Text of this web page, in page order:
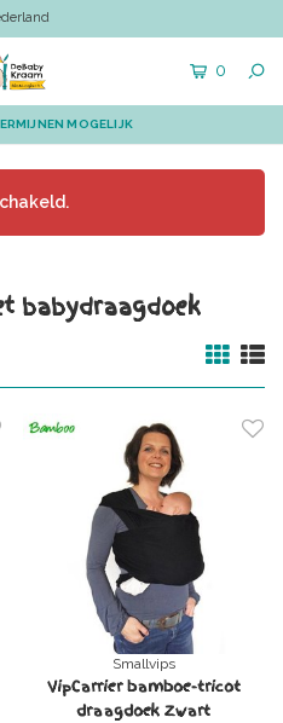
0
MOGELIJK
babydraagdoek
Smallvips
VipCarrier bamboe-tricot
draagdoek Zwart